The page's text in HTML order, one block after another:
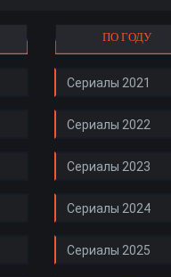
ПО ГОДУ
Сериалы 2021
Сериалы 2022
Сериалы 2023
Сериалы 2024
Сериалы 2025